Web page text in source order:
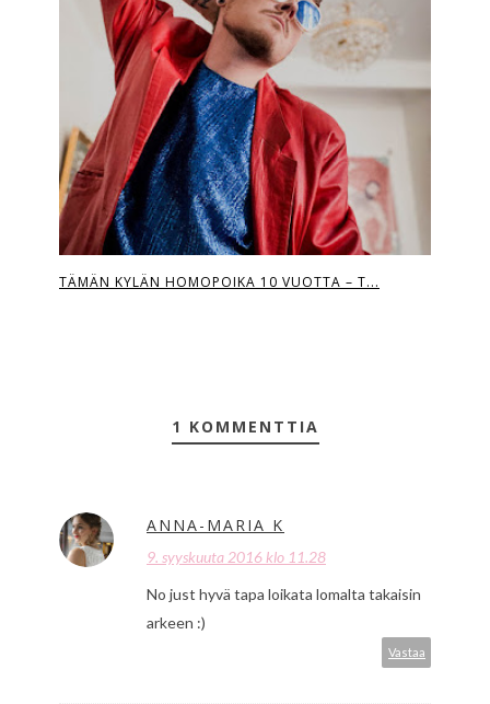
TÄMÄN KYLÄN HOMOPOIKA 10 VUOTTA – T...
1 KOMMENTTIA
ANNA-MARIA K
9. syyskuuta 2016 klo 11.28
No just hyvä tapa loikata lomalta takaisin
arkeen :)
Vastaa